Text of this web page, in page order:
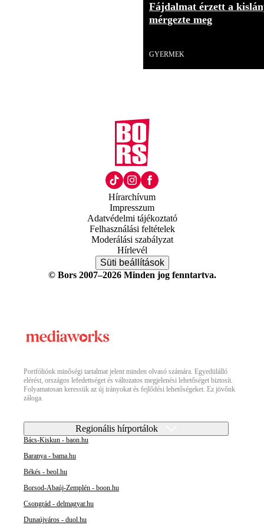
Fájdalmat érzett a
mérgezte meg
GYERMEK
Hírarchívum
Impresszum
Adatvédelmi tájékoztató
Felhasználási feltételek
Moderálási szabályzat
Hírlevél
Süti beállítások
© Bors 2007–2026 Minden jog fenntartva.
Portfóliónk minőségi tartalmat jelent minden olvasó számára. Egyedülálló
elérést, országos lefedettséget és változatos megjelenési lehetőséget biztosít.
Folyamatosan keressük az új irányokat és fejlődési lehetőségeket. Ez jövőnk
záloga.
Regionális hírportálok
Bács-Kiskun - baon.hu
Baranya - bama.hu
Békés - beol.hu
Borsod-Abaúj-Zemplén - boon.hu
Csongrád - delmagyar.hu
Dunaújváros - duol.hu